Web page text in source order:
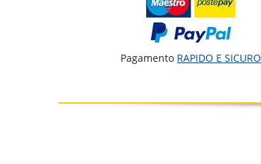
Pagamento RAPIDO E SICURO